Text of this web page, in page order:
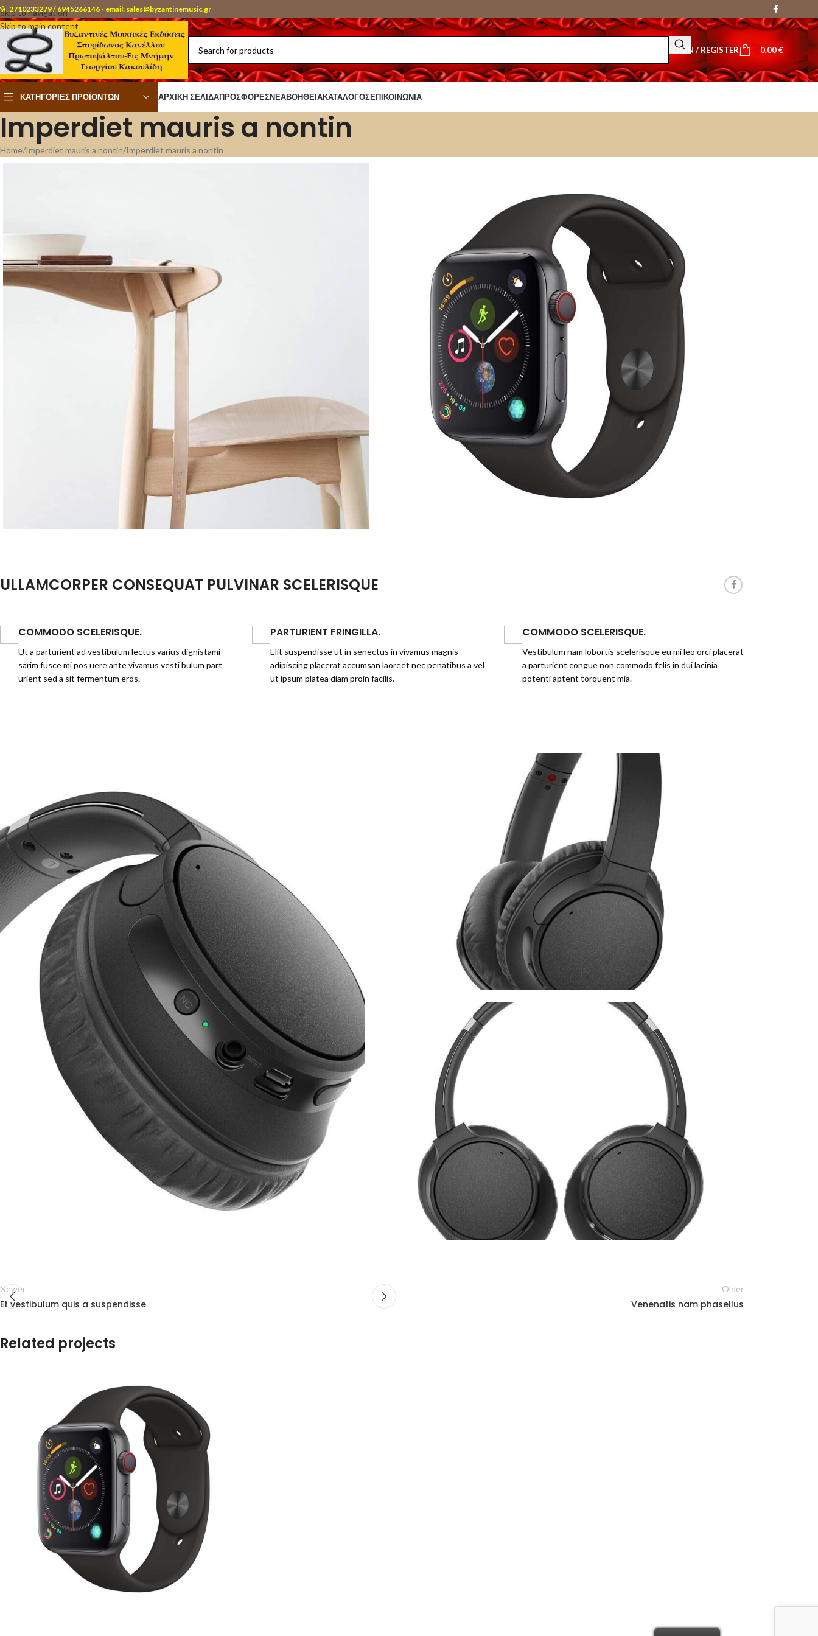
Skip to navigation
Skip to main content
2710233279 / 6945266146 - email: sales@byzantinemusic.gr
LOGIN / REGISTER 0,00€
ΚΑΤΗΓΟΡΊΕΣ ΠΡΟΪΌΝΤΩΝ ΑΡΧΙΚΉ ΣΕΛΊΔΑΠΡΟΣΦΟΡΈΣΝΈΑΒΟΉΘΕΙΑΚΑΤΆΛΟΓΟΣΕΠΙΚΟΙΝΩΝΊΑ
Imperdiet mauris a nontin
Home Imperdiet mauris a nontin Imperdiet mauris a nontin
ULLAMCORPER CONSEQUAT PULVINAR SCELERISQUE
COMMODO SCELERISQUE.
Ut a parturient ad vestibulum lectus varius dignistami
sarim fusce mi pos uere ante vivamus vesti bulum part
urient sed a sit fermentum eros.
PARTURIENT FRINGILLA.
Elit suspendisse ut in senectus in vivamus magnis
adipiscing placerat accumsan laoreet nec penatibus a vel
ut ipsum platea diam proin facilis.
COMMODO SCELERISQUE.
Vestibulum nam lobortis scelerisque eu mi leo orci placerat
a parturient congue non commodo felis in dui lacinia
potenti aptent torquent mia.
Newer
Et vestibulum quis a suspendisse
Older
Venenatis nam phasellus
Related projects